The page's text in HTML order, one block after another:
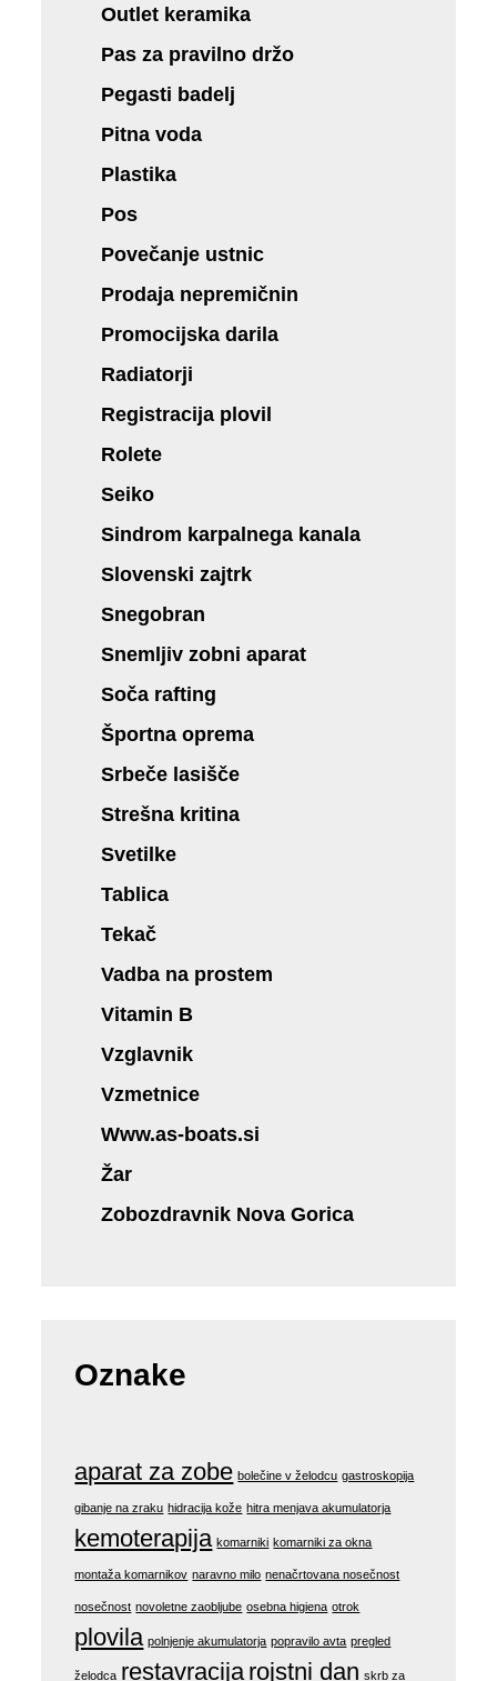
Outlet keramika
Pas za pravilno držo
Pegasti badelj
Pitna voda
Plastika
Pos
Povečanje ustnic
Prodaja nepremičnin
Promocijska darila
Radiatorji
Registracija plovil
Rolete
Seiko
Sindrom karpalnega kanala
Slovenski zajtrk
Snegobran
Snemljiv zobni aparat
Soča rafting
Športna oprema
Srbeče lasišče
Strešna kritina
Svetilke
Tablica
Tekač
Vadba na prostem
Vitamin B
Vzglavnik
Vzmetnice
Www.as-boats.si
Žar
Zobozdravnik Nova Gorica
Oznake
aparat za zobe bolečine v želodcu gastroskopija
gibanje na zraku hidracija kože hitra menjava akumulatorja
kemoterapija komarniki komarniki za okna
montaža komarnikov naravno milo nenačrtovana nosečnost
nosečnost novoletne zaobljube osebna higiena otrok
plovila polnjenje akumulatorja popravilo avta pregled
želodca restavracija rojstni dan skrb za